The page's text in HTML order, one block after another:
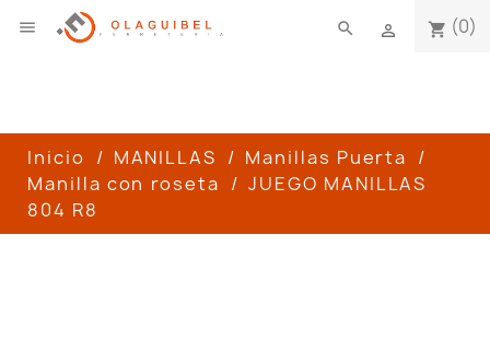
 shopping_cart (0)

search
Inicio MANILLAS
Manillas Puerta
Manilla con roseta
JUEGO MANILLAS
804 R8